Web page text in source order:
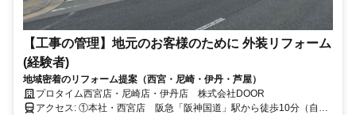
【工事の管理】地元のお客様のために 外装リフォーム
(経験者)
地域密着のリフォーム提案（西宮・尼崎・伊丹・芦屋）
プロタイム西宮店・尼崎店・伊丹店 株式会社DOOR
アクセス: ①本社・西宮店 阪急「阪神国道」駅から徒歩10分（自転